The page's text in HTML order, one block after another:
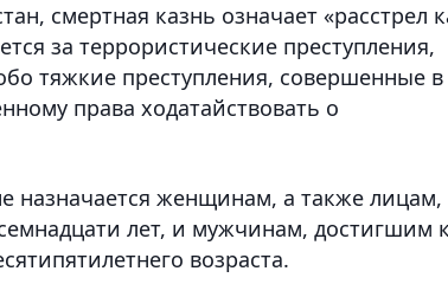
смертная казнь означает «расстрел
за террористические преступления,
тяжкие преступления, совершенные в
права ходатайствовать о
назначается женщинам, а также лицам,
лет, и мужчинам, достигшим
возраста.